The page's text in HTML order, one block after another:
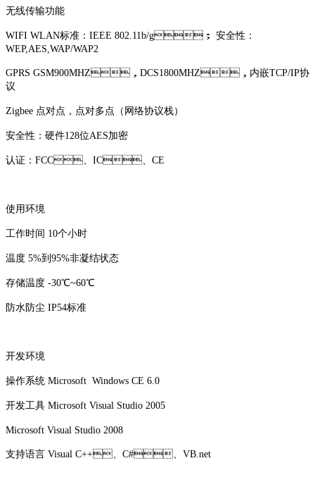
无线传输功能
WIFI WLAN标准：IEEE 802.11b/g； 安全性：
WEP,AES,WAP/WAP2
GPRS GSM900MHZ，DCS1800MHZ，内嵌TCP/IP协
议
Zigbee 点对点，点对多点（网络协议栈）
安全性：硬件128位AES加密
认证：FCC、IC、CE
使用环境
工作时间 10个小时
温度 5%到95%非凝结状态
存储温度 -30℃~60℃
防水防尘 IP54标准
开发环境
操作系统 Microsoft Windows CE 6.0
开发工具 Microsoft Visual Studio 2005
Microsoft Visual Studio 2008
支持语言 Visual C++、C#、VB.net